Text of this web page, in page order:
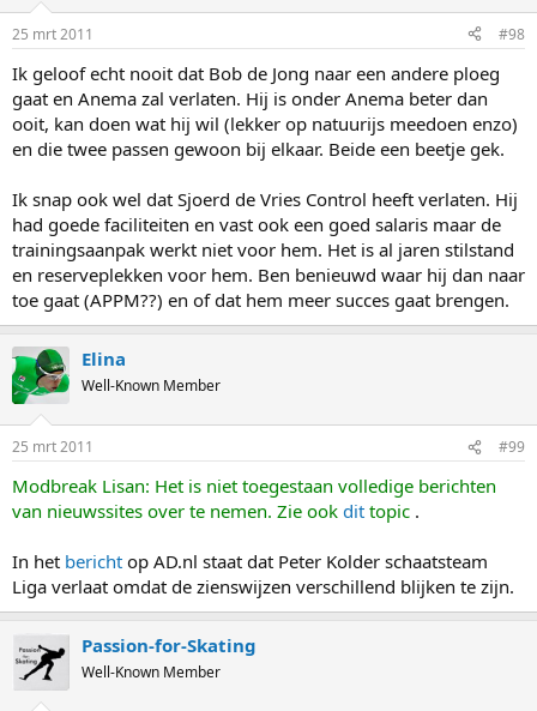
25 mrt 2011 #98
Ik geloof echt nooit dat Bob de Jong naar een andere ploeg
gaat en Anema zal verlaten. Hij is onder Anema beter dan
ooit, kan doen wat hij wil (lekker op natuurijs meedoen enzo)
en die twee passen gewoon bij elkaar. Beide een beetje gek.
Ik snap ook wel dat Sjoerd de Vries Control heeft verlaten. Hij
had goede faciliteiten en vast ook een goed salaris maar de
trainingsaanpak werkt niet voor hem. Het is al jaren stilstand
en reserveplekken voor hem. Ben benieuwd waar hij dan naar
toe gaat (APPM??) en of dat hem meer succes gaat brengen.
Elina
Well-Known Member
25 mrt 2011 #99
Modbreak Lisan: Het is niet toegestaan volledige berichten
van nieuwssites over te nemen. Zie ook dit topic .
In het bericht op AD.nl staat dat Peter Kolder schaatsteam
Liga verlaat omdat de zienswijzen verschillend blijken te zijn.
Passion-for-Skating
Well-Known Member